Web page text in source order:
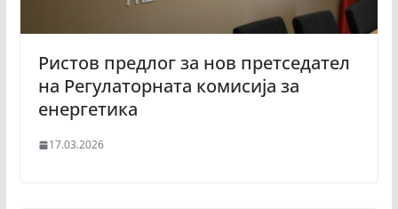
Ристов предлог за нов претседател
на Регулаторната комисија за
енергетика
17.03.2026